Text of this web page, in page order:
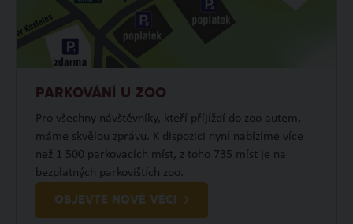
PARKOVÁNÍ U ZOO
Pro všechny návštěvníky, kteří příjíždí do zoo autem,
máme skvělou zprávu. K dispozici nyní nabízíme více
než 1 500 parkovacích míst, z toho 735 míst je na
bezplatných parkovištích zoo.
OBJEVTE NOVÉ VĚCI